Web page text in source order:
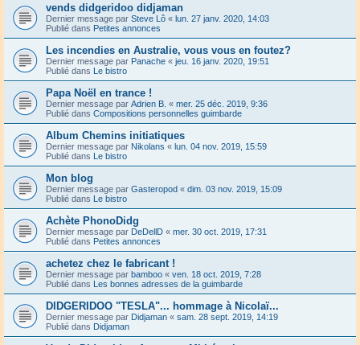
vends didgeridoo didjaman
Dernier message par Steve Lô « lun. 27 janv. 2020, 14:03
Publié dans Petites annonces
Les incendies en Australie, vous vous en foutez?
Dernier message par Panache « jeu. 16 janv. 2020, 19:51
Publié dans Le bistro
Papa Noël en trance !
Dernier message par Adrien B. « mer. 25 déc. 2019, 9:36
Publié dans Compositions personnelles guimbarde
Album Chemins initiatiques
Dernier message par Nikolans « lun. 04 nov. 2019, 15:59
Publié dans Le bistro
Mon blog
Dernier message par Gasteropod « dim. 03 nov. 2019, 15:09
Publié dans Le bistro
Achète PhonoDidg
Dernier message par DeDellD « mer. 30 oct. 2019, 17:31
Publié dans Petites annonces
achetez chez le fabricant !
Dernier message par bamboo « ven. 18 oct. 2019, 7:28
Publié dans Les bonnes adresses de la guimbarde
DIDGERIDOO "TESLA"... hommage à Nicolaï...
Dernier message par Didjaman « sam. 28 sept. 2019, 14:19
Publié dans Didjaman